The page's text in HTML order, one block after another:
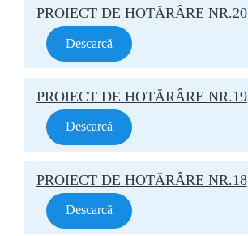
PROIECT DE HOTĂRÂRE NR.20
Descarcă
PROIECT DE HOTĂRÂRE NR.19
Descarcă
PROIECT DE HOTĂRÂRE NR.18
Descarcă